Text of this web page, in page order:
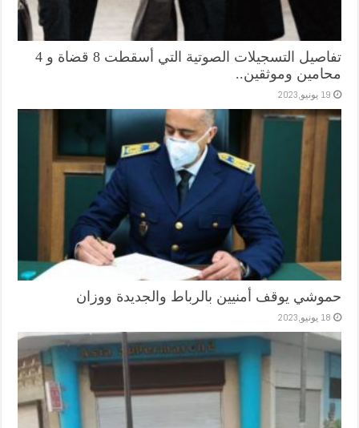
تفاصيل التسجيلات الصوتية التي أسقطت 8 قضاة و 4
محامين وموثقين..
19 يونيو,2023
حموشي يوقف أمنيين بالرباط والجديدة ووزان
18 يونيو,2023